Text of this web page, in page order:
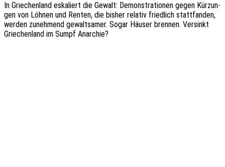
In Grie­chen­land eska­liert die Gewalt: Demons­tra­tio­nen gegen Kürzun­
gen von Löhnen und Renten, die bisher rela­tiv fried­lich statt­fan­den,
werden zuneh­mend gewalt­sa­mer. Sogar Häuser bren­nen. Versinkt
Grie­chen­land im Sumpf Anarchie?